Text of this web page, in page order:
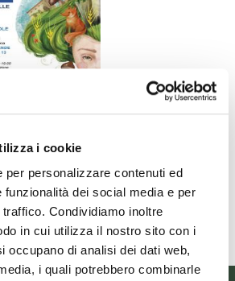
i cookie
per personalizzare contenuti ed
funzionalità dei social media e per
Condividiamo inoltre
in cui utilizza il nostro sito con i
occupano di analisi dei dati web,
i quali potrebbero combinarle
NELLA "VALLE
tutto
Monte
Dall’11 al 19
Penna di